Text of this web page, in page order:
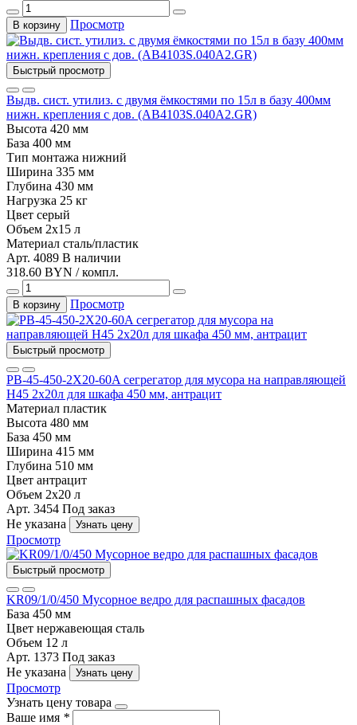
В корзину Просмотр
Быстрый просмотр
Выдв. сист. утилиз. с двумя ёмкостями по 15л в базу 400мм
нижн. крепления с дов. (AB4103S.040A2.GR)
Высота 420 мм
База 400 мм
Тип монтажа нижний
Ширина 335 мм
Глубина 430 мм
Нагрузка 25 кг
Цвет серый
Объем 2х15 л
Материал сталь/пластик
Арт. 4089 В наличии
318.60 BYN / компл.
В корзину Просмотр
Быстрый просмотр
PB-45-450-2X20-60A сегрегатор для мусора на направляющей
Н45 2х20л для шкафа 450 мм, антрацит
Материал пластик
Высота 480 мм
База 450 мм
Ширина 415 мм
Глубина 510 мм
Цвет антрацит
Объем 2х20 л
Арт. 3454 Под заказ
Не указана
Узнать цену
Просмотр
Быстрый просмотр
KR09/1/0/450 Мусорное ведро для распашных фасадов
База 450 мм
Цвет нержавеющая сталь
Объем 12 л
Арт. 1373 Под заказ
Не указана
Узнать цену
Просмотр
Узнать цену товара
Ваше имя *